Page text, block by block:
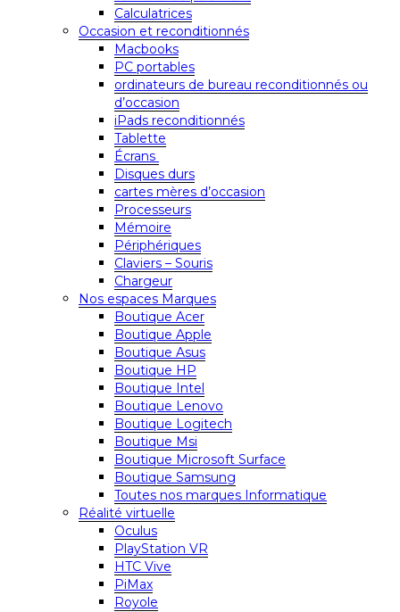
Calculatrices
Occasion et reconditionnés
Macbooks
PC portables
ordinateurs de bureau reconditionnés ou
d’occasion
iPads reconditionnés
Tablette
Écrans
Disques durs
cartes mères d’occasion
Processeurs
Mémoire
Périphériques
Claviers – Souris
Chargeur
Nos espaces Marques
Boutique Acer
Boutique Apple
Boutique Asus
Boutique HP
Boutique Intel
Boutique Lenovo
Boutique Logitech
Boutique Msi
Boutique Microsoft Surface
Boutique Samsung
Toutes nos marques Informatique
Réalité virtuelle
Oculus
PlayStation VR
HTC Vive
PiMax
Royole